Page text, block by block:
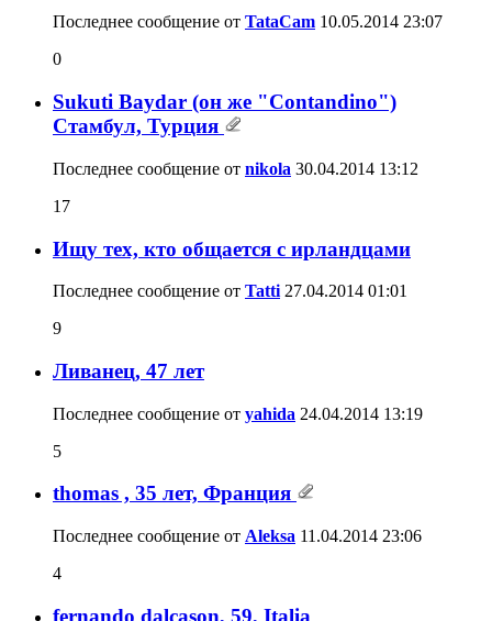
Последнее сообщение от TataCam 10.05.2014 23:07
0
Sukuti Baydar (он же "Contandino")
Стамбул, Турция
Последнее сообщение от nikola 30.04.2014 13:12
17
Ищу тех, кто общается с ирландцами
Последнее сообщение от Tatti 27.04.2014 01:01
9
Ливанец, 47 лет
Последнее сообщение от yahida 24.04.2014 13:19
5
thomas , 35 лет, Франция
Последнее сообщение от Aleksa 11.04.2014 23:06
4
fernando dalcason, 59, Italia